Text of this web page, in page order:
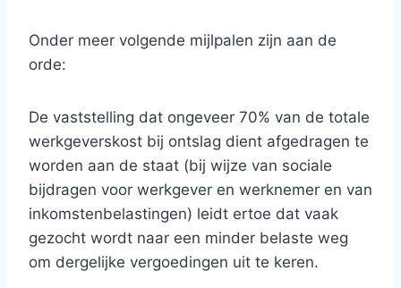
Onder meer volgende mijlpalen zijn aan de
orde:
De vaststelling dat ongeveer 70% van de totale
werkgeverskost bij ontslag dient afgedragen te
worden aan de staat (bij wijze van sociale
bijdragen voor werkgever en werknemer en van
inkomstenbelastingen) leidt ertoe dat vaak
gezocht wordt naar een minder belaste weg
om dergelijke vergoedingen uit te keren.